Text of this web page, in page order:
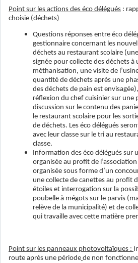
Point sur les actions des éco délégués :
choisie (déchets)
Questions réponses entre éco
gestionnaire concernant les
déchets au restaurant scolaire
signée pour collecte des déchets à
méthanisation, une visite de
quantité de déchets après une
des déchets de pain est
réflexion du chef cuisinier sur une
discussion sur le contenu des
le restaurant scolaire pour les
de déchets. Les éco délégués
avec leur classe sur le tri au
classe.
Information des éco délégués sur
organisée au profit de
organisée sous forme d’un
une collecte de canettes au profit
étoiles et interrogation sur la
poubelle à mégots sur le parvis
relève de la municipalité) et de
qui travaille avec cette matière
Point sur les panneaux photovoltaïques :
route après une période de non